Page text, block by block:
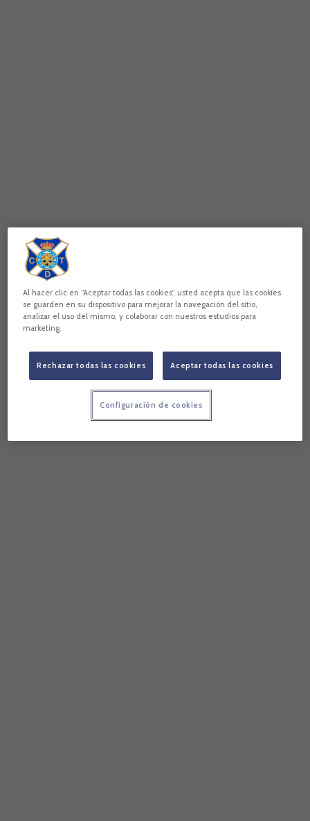
Al hacer clic en “Aceptar todas las cookies”, usted acepta que las cookies
se guarden en su dispositivo para mejorar la navegación del sitio,
analizar el uso del mismo, y colaborar con nuestros estudios para
marketing.
Rechazar todas las cookies Aceptar todas las cookies
Configuración de cookies